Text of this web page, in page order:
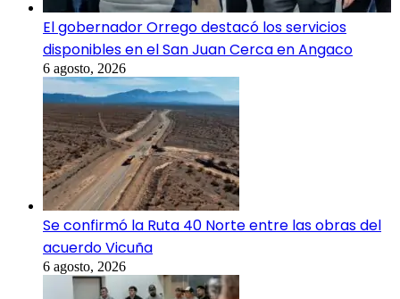
El gobernador Orrego destacó los servicios
disponibles en el San Juan Cerca en Angaco
6 agosto, 2026
Se confirmó la Ruta 40 Norte entre las obras del
acuerdo Vicuña
6 agosto, 2026